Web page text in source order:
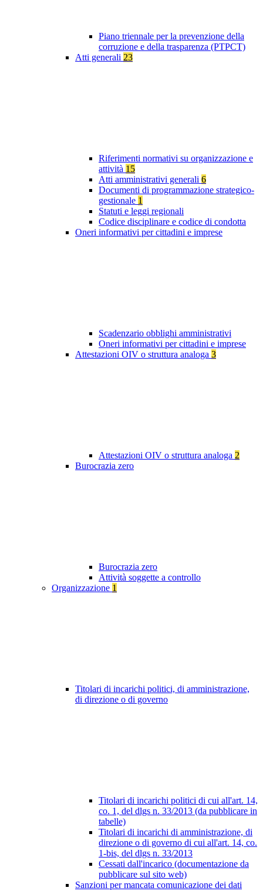
Piano triennale per la prevenzione della
corruzione e della trasparenza (PTPCT)
Atti generali 23
Riferimenti normativi su organizzazione e
attività 15
Atti amministrativi generali 6
Documenti di programmazione strategico-
gestionale 1
Statuti e leggi regionali
Codice disciplinare e codice di condotta
Oneri informativi per cittadini e imprese
Scadenzario obblighi amministrativi
Oneri informativi per cittadini e imprese
Attestazioni OIV o struttura analoga 3
Attestazioni OIV o struttura analoga 2
Burocrazia zero
Burocrazia zero
Attività soggette a controllo
Organizzazione 1
Titolari di incarichi politici, di amministrazione,
di direzione o di governo
Titolari di incarichi politici di cui all'art. 14,
co. 1, del dlgs n. 33/2013 (da pubblicare in
tabelle)
Titolari di incarichi di amministrazione, di
direzione o di governo di cui all'art. 14, co.
1-bis, del dlgs n. 33/2013
Cessati dall'incarico (documentazione da
pubblicare sul sito web)
Sanzioni per mancata comunicazione dei dati